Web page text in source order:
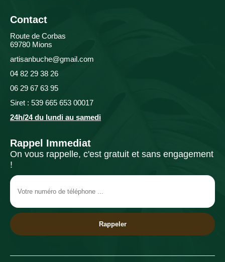
Contact
Route de Corbas
69780 Mions
artisanbuche@gmail.com
04 82 29 38 26
06 29 67 63 95
Siret : 539 665 653 00017
24h/24 du lundi au samedi
Rappel Immediat
On vous rappelle, c'est gratuit et sans engagement
!